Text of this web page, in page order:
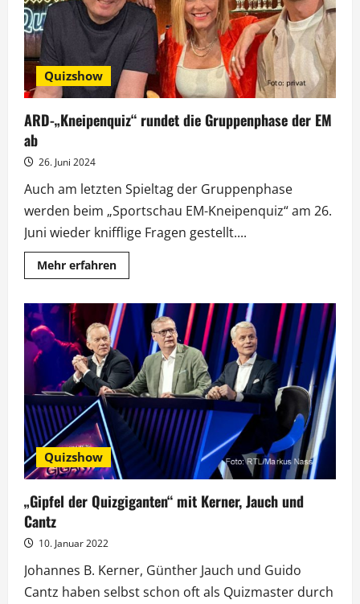
Quizshow
ARD-„Kneipenquiz“ rundet die Gruppenphase der EM
ab
26. Juni 2024
Auch am letzten Spieltag der Gruppenphase
werden beim „Sportschau EM-Kneipenquiz“ am 26.
Juni wieder knifflige Fragen gestellt....
Mehr erfahrenMehr
Informationen
„Kneipenquiz“
rundet
die
Gruppenphase
der
EM
ab
Quizshow
„Gipfel der Quizgiganten“ mit Kerner, Jauch und
Cantz
10. Januar 2022
Johannes B. Kerner, Günther Jauch und Guido
Cantz haben selbst schon oft als Quizmaster durch